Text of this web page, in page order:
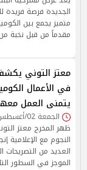
الجديدة فرصة
متميز يجمع بين
مقدماً من قبل نخبة من
معتز التوني
في الأعمال
يتمنى العمل
الجمعة 02/أغسطس/2024 - 10:24 ص
ظهر المخرج معتز
النجوم مع الإعلامية
العديد من التصريحات
الموجز في السطور